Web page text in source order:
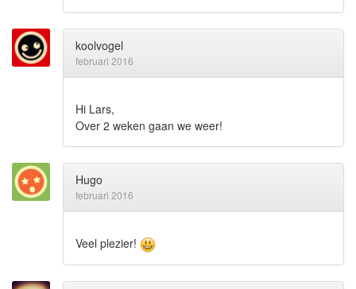
koolvogel
februari 2016
Hi Lars,
Over 2 weken gaan we weer!
Hugo
februari 2016
Veel plezier!